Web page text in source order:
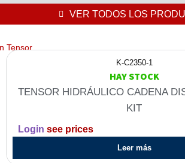
VER TODOS LOS
Tensor
K-C2350-1
HAY STOCK
TENSOR HIDRÁULICO CADENA
KIT
Login see prices
Leer más